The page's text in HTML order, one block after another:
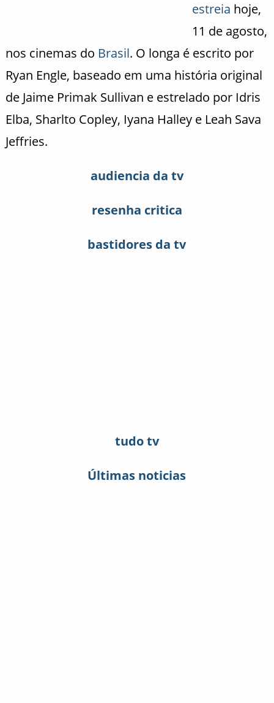
estreia hoje,
11 de agosto,
nos cinemas do Brasil. O longa é escrito por
Ryan Engle, baseado em uma história original
de Jaime Primak Sullivan e estrelado por Idris
Elba, Sharlto Copley, Iyana Halley e Leah Sava
Jeffries.
audiencia da tv
resenha critica
bastidores da tv
tudo tv
Últimas noticias